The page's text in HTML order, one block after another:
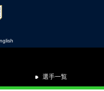
選手一覧